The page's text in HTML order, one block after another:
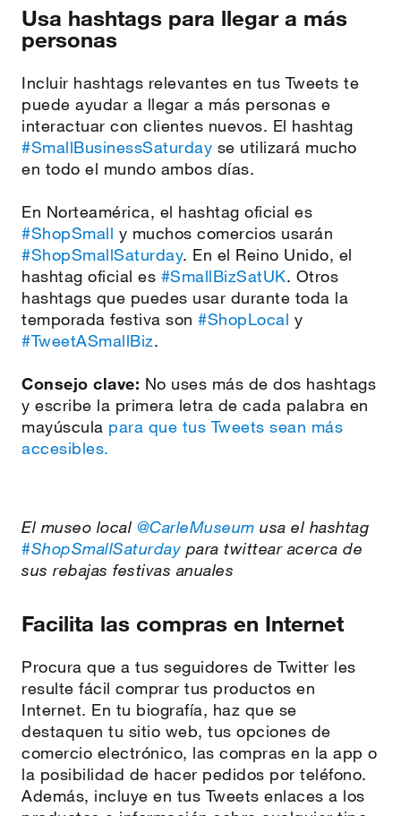
Usa hashtags para llegar a más
personas
Incluir hashtags relevantes en tus Tweets te
puede ayudar a llegar a más personas e
interactuar con clientes nuevos. El hashtag
#SmallBusinessSaturday se utilizará mucho
en todo el mundo ambos días.
En Norteamérica, el hashtag oficial es
#ShopSmall y muchos comercios usarán
#ShopSmallSaturday. En el Reino Unido, el
hashtag oficial es #SmallBizSatUK. Otros
hashtags que puedes usar durante toda la
temporada festiva son #ShopLocal y
#TweetASmallBiz.
Consejo clave: No uses más de dos hashtags
y escribe la primera letra de cada palabra en
mayúscula para que tus Tweets sean más
accesibles.
El museo local @CarleMuseum usa el hashtag
#ShopSmallSaturday para twittear acerca de
sus rebajas festivas anuales
Facilita las compras en Internet
Procura que a tus seguidores de Twitter les
resulte fácil comprar tus productos en
Internet. En tu biografía, haz que se
destaquen tu sitio web, tus opciones de
comercio electrónico, las compras en la app o
la posibilidad de hacer pedidos por teléfono.
Además, incluye en tus Tweets enlaces a los